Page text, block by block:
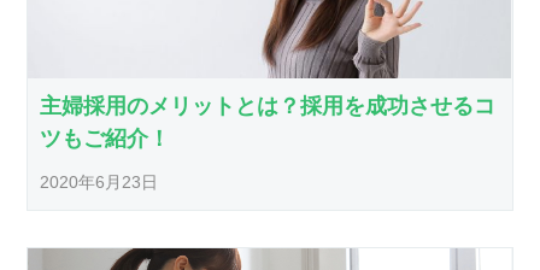
主婦採用のメリットとは？採用を成功させるコ
ツもご紹介！
2020年6月23日